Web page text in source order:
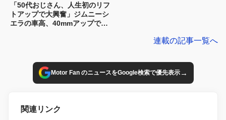
「50代おじさん、人生初のリフ
トアップで大興奮」ジムニーシ
エラの車高、40mmアップで世
連載の記事一覧へ
Motor Fan のニュースをGoogle検索で優先表示→
関連リンク